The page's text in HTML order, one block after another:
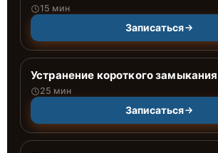
15 мин
Записаться
Устранение короткого замыкания
25 мин
Записаться